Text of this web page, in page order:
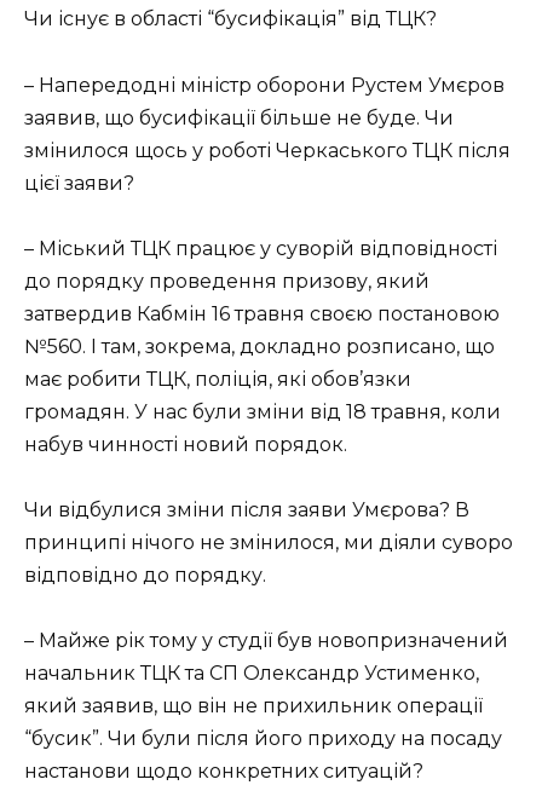
Чи існує в області “бусифікація” від ТЦК?
– Напередодні міністр оборони Рустем Умєров
заявив, що бусифікації більше не буде. Чи
змінилося щось у роботі Черкаського ТЦК після
цієї заяви?
– Міський ТЦК працює у суворій відповідності
до порядку проведення призову, який
затвердив Кабмін 16 травня своєю постановою
№560. І там, зокрема, докладно розписано, що
має робити ТЦК, поліція, які обов’язки
громадян. У нас були зміни від 18 травня, коли
набув чинності новий порядок.
Чи відбулися зміни після заяви Умєрова? В
принципі нічого не змінилося, ми діяли суворо
відповідно до порядку.
– Майже рік тому у студії був новопризначений
начальник ТЦК та СП Олександр Устименко,
який заявив, що він не прихильник операції
“бусик”. Чи були після його приходу на посаду
настанови щодо конкретних ситуацій?